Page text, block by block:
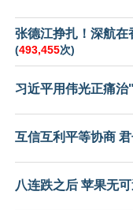
张德江挣扎！深航
(493,455次)
习近平用伟光正痛
互信互利平等协商
八连跌之后 苹果无